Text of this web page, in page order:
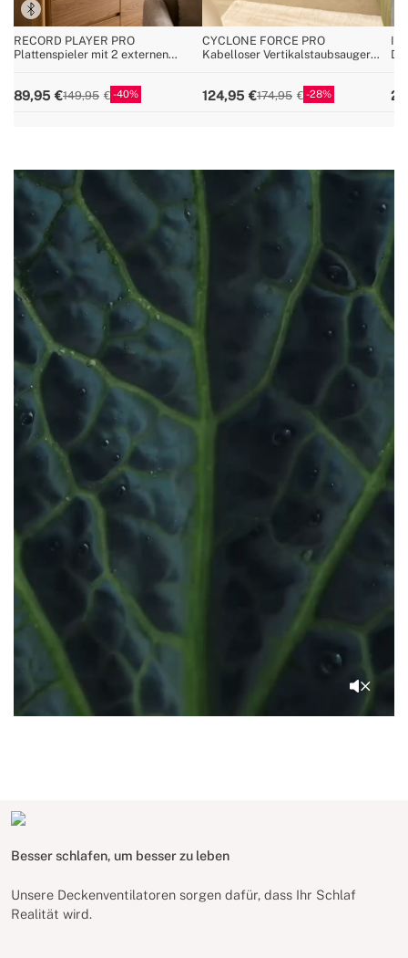
RECORD PLAYER PRO
Plattenspieler mit 2 externen
89,95 149,95 40
CYCLONE FORCE PRO
Kabelloser Vertikalstaubsauger
124,95 174,95 28
Besser schlafen, um besser zu leben
Unsere Deckenventilatoren sorgen dafür, dass Ihr Schlaf
Realität wird.